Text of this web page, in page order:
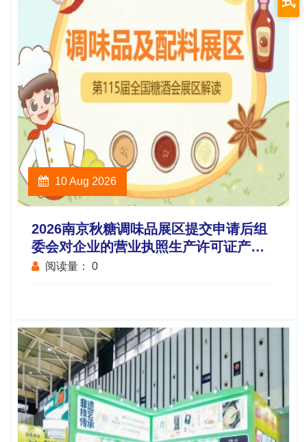
10 Aug 2026
2026南京秋糖调味品展区提交申请后组
委会对企业的营业执照生产许可证产品
检测报告等材料进行审核
阅读量： 0